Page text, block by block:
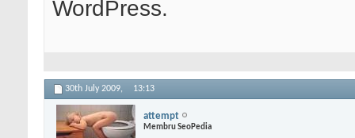
WordPress.
30th July 2009, 13:13
attempt
Membru SeoPedia